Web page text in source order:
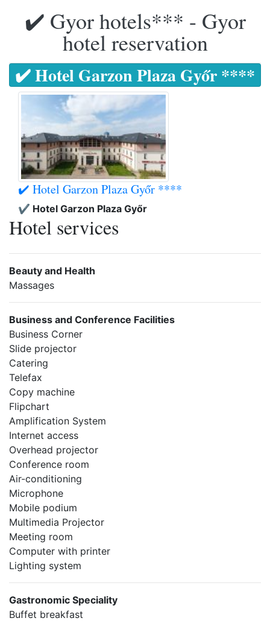
✔️ Gyor hotels*** - Gyor
hotel reservation
✔️ Hotel Garzon Plaza Győr ****
✔️ Hotel Garzon Plaza Győr ****
✔️ Hotel Garzon Plaza Győr
Hotel services
Beauty and Health
Massages
Business and Conference Facilities
Business Corner
Slide projector
Catering
Telefax
Copy machine
Flipchart
Amplification System
Internet access
Overhead projector
Conference room
Air-conditioning
Microphone
Mobile podium
Multimedia Projector
Meeting room
Computer with printer
Lighting system
Gastronomic Speciality
Buffet breakfast